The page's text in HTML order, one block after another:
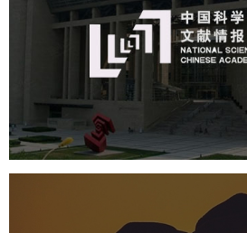
网站建设 虚拟展厅
数字博物馆建设
展厅空间设计
产品展厅设计